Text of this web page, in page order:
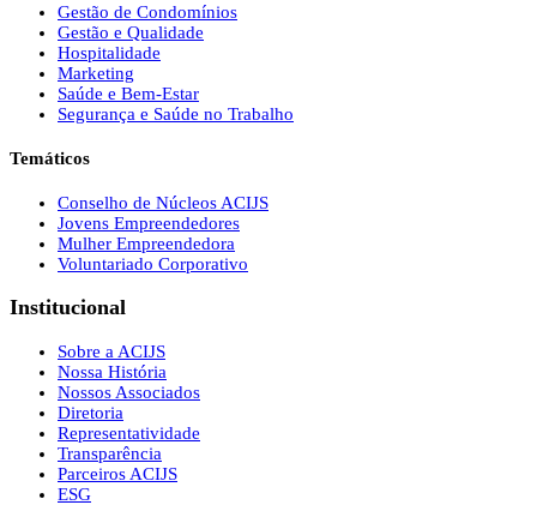
Gestão de Condomínios
Gestão e Qualidade
Hospitalidade
Marketing
Saúde e Bem-Estar
Segurança e Saúde no Trabalho
Temáticos
Conselho de Núcleos ACIJS
Jovens Empreendedores
Mulher Empreendedora
Voluntariado Corporativo
Institucional
Sobre a ACIJS
Nossa História
Nossos Associados
Diretoria
Representatividade
Transparência
Parceiros ACIJS
ESG